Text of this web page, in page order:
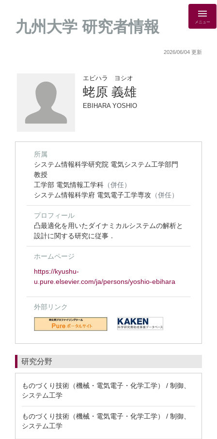
九州大学 研究者情報 メニュー
2026/06/04 更新
エビハラ ヨシオ
蛯原 義雄
EBIHARA YOSHIO
所属
システム情報科学研究院 電気システム工学部門
教授
工学部 電気情報工学科 （併任）
システム情報科学府 電気電子工学専攻 （併任）
プロフィール
凸最適化を用いたダイナミカルシステムの解析と
設計に関する研究に従事．
ホームページ
https://kyushu-
u.pure.elsevier.com/ja/persons/yoshio-ebihara
外部リンク
研究分野
ものづくり技術（機械・電気電子・化学工学） / 制御、
システム工学
ものづくり技術（機械・電気電子・化学工学） / 制御、
システム工学